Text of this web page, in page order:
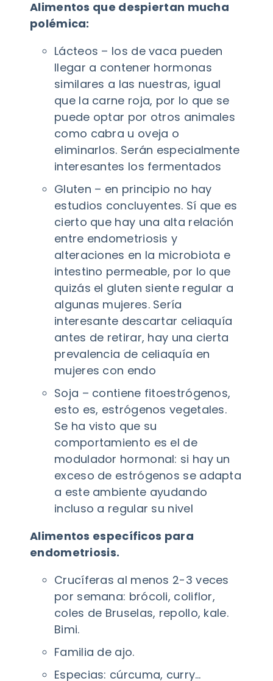
Alimentos que despiertan mucha
polémica:
Lácteos – los de vaca pueden
llegar a contener hormonas
similares a las nuestras, igual
que la carne roja, por lo que se
puede optar por otros animales
como cabra u oveja o
eliminarlos. Serán especialmente
interesantes los fermentados
Gluten – en principio no hay
estudios concluyentes. Sí que es
cierto que hay una alta relación
entre endometriosis y
alteraciones en la microbiota e
intestino permeable, por lo que
quizás el gluten siente regular a
algunas mujeres. Sería
interesante descartar celiaquía
antes de retirar, hay una cierta
prevalencia de celiaquía en
mujeres con endo
Soja – contiene fitoestrógenos,
esto es, estrógenos vegetales.
Se ha visto que su
comportamiento es el de
modulador hormonal: si hay un
exceso de estrógenos se adapta
a este ambiente ayudando
incluso a regular su nivel
Alimentos específicos para
endometriosis.
Crucíferas al menos 2-3 veces
por semana: brócoli, coliflor,
coles de Bruselas, repollo, kale.
Bimi.
Familia de ajo.
Especias: cúrcuma, curry…